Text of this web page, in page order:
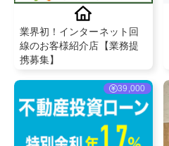
業界初！インターネット回
線のお客様紹介店【業務提
携募集】
39,000